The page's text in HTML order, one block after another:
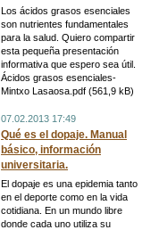
Los ácidos grasos esenciales
son nutrientes fundamentales
para la salud. Quiero compartir
esta pequeña presentación
informativa que espero sea útil.
Ácidos grasos esenciales-
Mintxo Lasaosa.pdf (561,9 kB)
07.02.2013 17:49
Qué es el dopaje. Manual
básico, información
universitaria.
El dopaje es una epidemia tanto
en el deporte como en la vida
cotidiana. En un mundo libre
donde cada uno utiliza su